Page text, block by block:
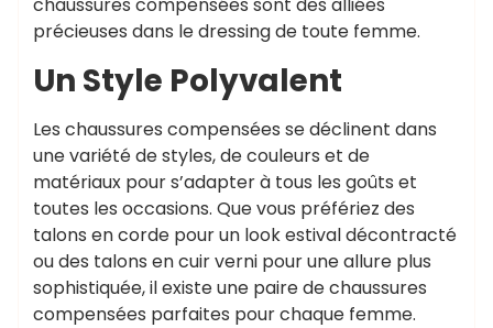
précieuses dans le dressing de toute femme.
Un Style Polyvalent
Les chaussures compensées se déclinent dans
une variété de styles, de couleurs et de
matériaux pour s’adapter à tous les goûts et
toutes les occasions. Que vous préfériez des
talons en corde pour un look estival décontracté
ou des talons en cuir verni pour une allure plus
sophistiquée, il existe une paire de chaussures
compensées parfaites pour chaque femme.